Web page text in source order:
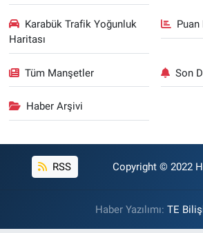
Karabük Trafik Yoğunluk
Haritası
Tüm Manşetler Son
Haber Arşivi
RSS Copyright © 2022
Haber Yazılımı: TE